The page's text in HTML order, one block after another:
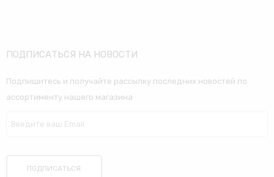
ПОДПИСАТЬСЯ НА НОВОСТИ
Подпишитесь и получайте рассылку последних новостей по
ассортименту нашего магазина